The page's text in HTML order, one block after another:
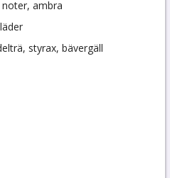
ambra
styrax, bävergäll